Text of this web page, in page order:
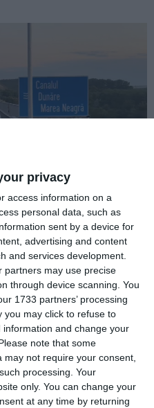
privacy
access information on a
personal data, such as
sent by a device for
advertising and content
and services development.
partners may use precise
through device scanning. You
1733 partners’ processing
you may click to refuse to
and change your
note that some
not require your consent,
processing. Your
only. You can change your
at any time by returning
salvatorii au montat
de salvare la baza structurii
scenariu de risc pe
care amenință că se